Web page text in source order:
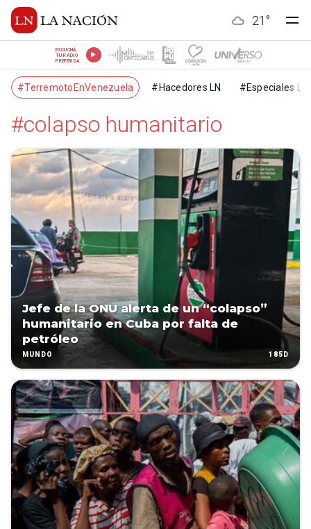
21 °
ESCUCHÁ
TU RADIO
PREFERIDA
#TerremotoEnVenezuela #Hacedores LN #Especiales LN
#colapso humanitario
Jefe de la ONU alerta de un “colapso”
humanitario en Cuba por falta de
petróleo
MUNDO 185D